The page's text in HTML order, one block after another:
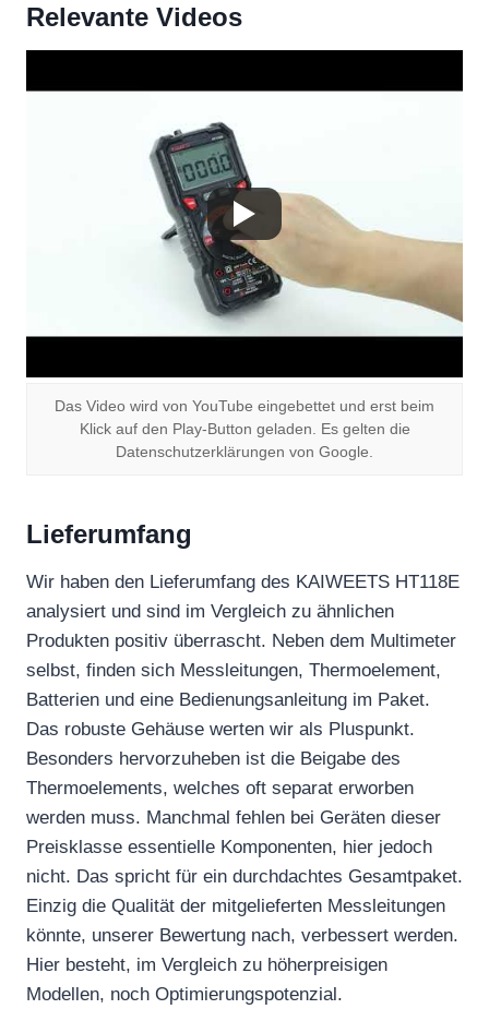
Relevante Videos
Das Video wird von YouTube eingebettet und erst beim
Klick auf den Play-Button geladen. Es gelten die
Datenschutzerklärungen von Google.
Lieferumfang
Wir haben den Lieferumfang des KAIWEETS HT118E
analysiert und sind im Vergleich zu ähnlichen
Produkten positiv überrascht. Neben dem Multimeter
selbst, finden sich Messleitungen, Thermoelement,
Batterien und eine Bedienungsanleitung im Paket.
Das robuste Gehäuse werten wir als Pluspunkt.
Besonders hervorzuheben ist die Beigabe des
Thermoelements, welches oft separat erworben
werden muss. Manchmal fehlen bei Geräten dieser
Preisklasse essentielle Komponenten, hier jedoch
nicht. Das spricht für ein durchdachtes Gesamtpaket.
Einzig die Qualität der mitgelieferten Messleitungen
könnte, unserer Bewertung nach, verbessert werden.
Hier besteht, im Vergleich zu höherpreisigen
Modellen, noch Optimierungspotenzial.